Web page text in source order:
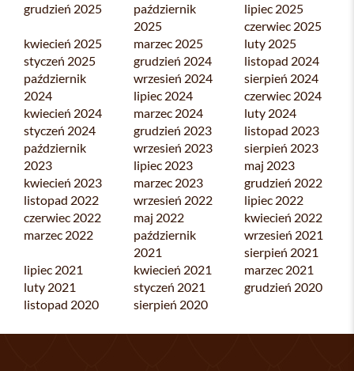
grudzień 2025
październik
2025
lipiec 2025
czerwiec 2025
kwiecień 2025
marzec 2025
luty 2025
styczeń 2025
grudzień 2024
listopad 2024
październik
2024
wrzesień 2024
sierpień 2024
lipiec 2024
czerwiec 2024
kwiecień 2024
marzec 2024
luty 2024
styczeń 2024
grudzień 2023
listopad 2023
październik
2023
wrzesień 2023
sierpień 2023
lipiec 2023
maj 2023
kwiecień 2023
marzec 2023
grudzień 2022
listopad 2022
wrzesień 2022
lipiec 2022
czerwiec 2022
maj 2022
kwiecień 2022
marzec 2022
październik
2021
wrzesień 2021
sierpień 2021
lipiec 2021
kwiecień 2021
marzec 2021
luty 2021
styczeń 2021
grudzień 2020
listopad 2020
sierpień 2020